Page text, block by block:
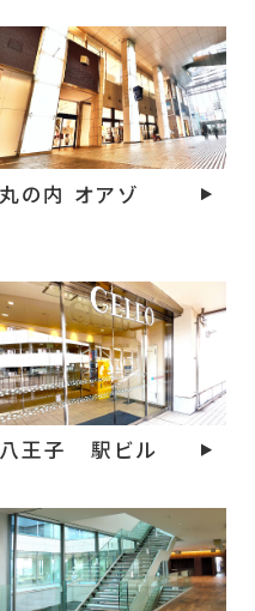
丸の内 オアゾ
八王子 駅ビル